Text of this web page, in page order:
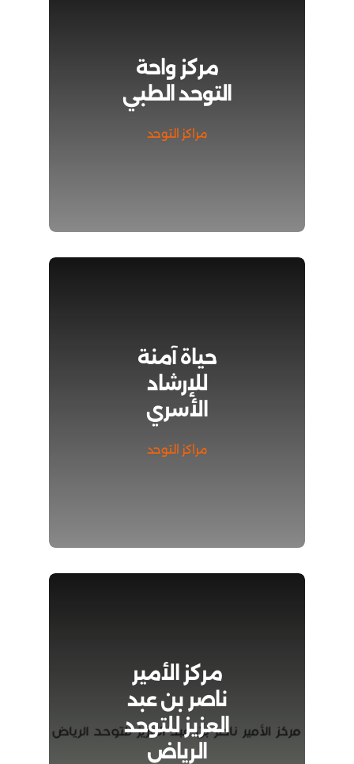
مركز واحة
التوحد الطبي
مراكز التوحد
حياة آمنة
للإرشاد
الأسري
مراكز التوحد
مركز الأمير
ناصر بن عبد
العزيز للتوحد
الرياض